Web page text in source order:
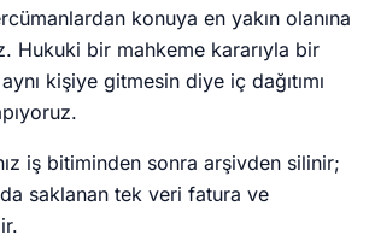
konuya en yakın olanına
Hukuki bir mahkeme kararıyla bir
kişiye gitmesin diye iç dağıtımı
iş bitiminden sonra arşivden silinir;
saklanan tek veri fatura ve